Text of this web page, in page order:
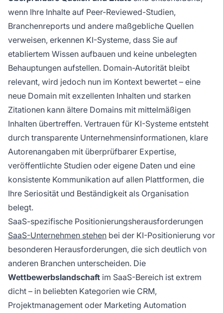
wenn Ihre Inhalte auf Peer-Reviewed-Studien,
Branchenreports und andere maßgebliche Quellen
verweisen, erkennen KI-Systeme, dass Sie auf
etabliertem Wissen aufbauen und keine unbelegten
Behauptungen aufstellen. Domain-Autorität bleibt
relevant, wird jedoch nun im Kontext bewertet – eine
neue Domain mit exzellenten Inhalten und starken
Zitationen kann ältere Domains mit mittelmäßigen
Inhalten übertreffen. Vertrauen für KI-Systeme entsteht
durch transparente Unternehmensinformationen, klare
Autorenangaben mit überprüfbarer Expertise,
veröffentlichte Studien oder eigene Daten und eine
konsistente Kommunikation auf allen Plattformen, die
Ihre Seriosität und Beständigkeit als Organisation
belegt.
SaaS-spezifische Positionierungsherausforderungen
SaaS-Unternehmen stehen bei der KI-Positionierung vor
besonderen Herausforderungen, die sich deutlich von
anderen Branchen unterscheiden. Die
Wettbewerbslandschaft im SaaS-Bereich ist extrem
dicht – in beliebten Kategorien wie CRM,
Projektmanagement oder Marketing Automation